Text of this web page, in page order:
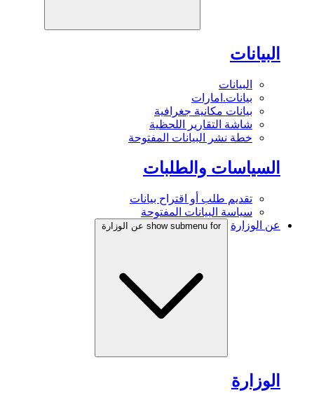
البيانات
البيانات
بيانات.امارات
بيانات مكانية جغرافية
شاشة التقارير اللحظية
خطة نشر البيانات المفتوحة
السياسات والطلبات
تقديم طلب أو اقتراح بيانات
سياسة البيانات المفتوحة
عن الوزارة
show submenu for عن الوزارة
الوزارة